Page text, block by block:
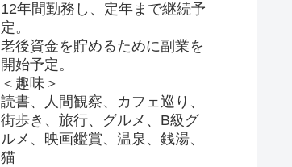
12年間勤務し、定年まで継続予
定。
老後資金を貯めるために副業を
開始予定。
＜趣味＞
読書、人間観察、カフェ巡り、
街歩き、旅行、グルメ、B級グ
ルメ、映画鑑賞、温泉、銭湯、
猫